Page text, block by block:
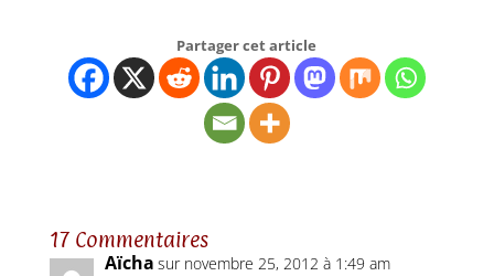
Partager cet article
17 Commentaires
Aïcha sur novembre 25, 2012 à 1:49 am